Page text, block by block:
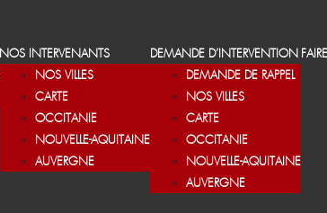
NOS INTERVENANTS
NOS VILLES
CARTE
OCCITANIE
NOUVELLE-AQUITAINE
AUVERGNE
DEMANDE D’INTERVENTION
DEMANDE DE RAPPEL
NOS VILLES
CARTE
OCCITANIE
NOUVELLE-AQUITAINE
AUVERGNE